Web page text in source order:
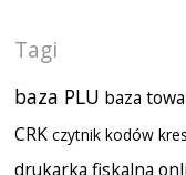
Tagi
baza PLU baza
CRK czytnik kodów
drukarka fiskalna